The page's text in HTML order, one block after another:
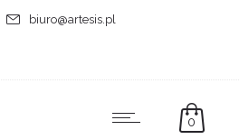
biuro@artesis.pl
0